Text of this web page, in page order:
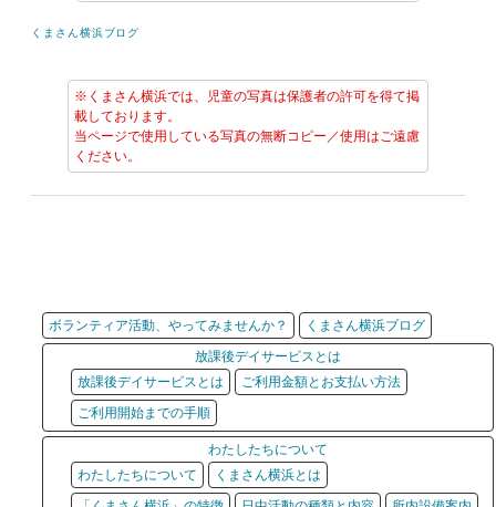
くまさん横浜ブログ
※くまさん横浜では、児童の写真は保護者の許可を得て掲
載しております。
当ページで使用している写真の無断コピー／使用はご遠慮
ください。
ボランティア活動、やってみませんか？
くまさん横浜ブログ
放課後デイサービスとは
放課後デイサービスとは
ご利用金額とお支払い方法
ご利用開始までの手順
わたしたちについて
わたしたちについて
くまさん横浜とは